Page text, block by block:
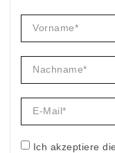
Ich akzeptiere